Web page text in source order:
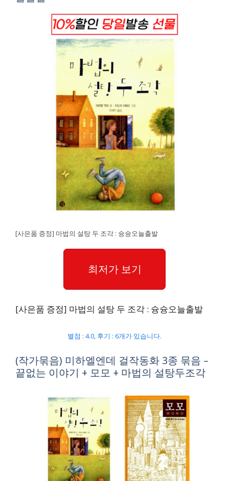
[사은품 증정] 마법의 설탕 두 조각 : 슝슝오늘출발
최저가 보기
[사은품 증정] 마법의 설탕 두 조각 : 슝슝오늘출발
별점 : 4.0, 후기 : 6개가 있습니다.
(작가묶음) 미하엘엔데 걸작동화 3종 묶음 –
끝없는 이야기 + 모모 + 마법의 설탕두조각